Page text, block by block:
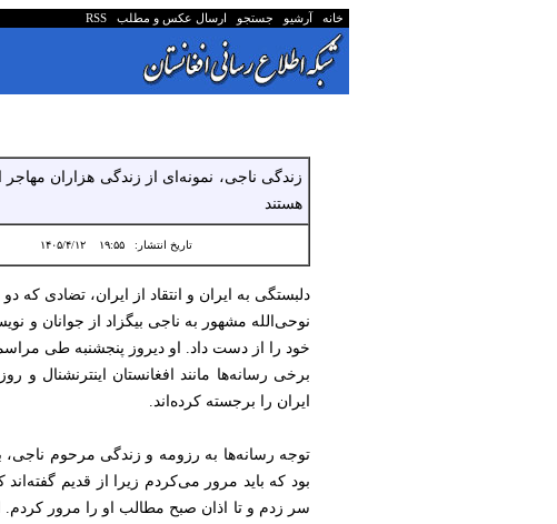
خانه آرشیو جستجو ارسال عکس و مطلب RSS
زندگی ناجی، نمونه‌ای از زندگی هزاران
هستند
تاریخ انتشار:۱۹:۵۵ ۱۴۰۵/۴/۱۲
دلبستگی به ایران و انتقاد از ایران، تضادی که
نوحی‌الله مشهور به ناجی بیگزاد از جوانان و
خود را از دست داد. او دیروز پنجشنبه طی
برخی رسانه‌ها مانند افغانستان اینترنشنال و
ایران را برجسته کرده‌اند.
توجه رسانه‌ها به رزومه و زندگی مرحوم
بود که باید مرور می‌کردم زیرا از قدیم
سر زدم و تا اذان صبح مطالب او را مرور